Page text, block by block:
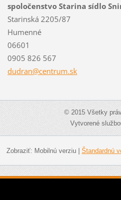
spoločenstvo Starina sídlo
Starinská 2205/87
Humenné
06601
0905 826 567
dudran@centrum.sk
© 2015 Všetky
Vytvorené
Zobraziť: Mobilnú verziu| Štandardnú